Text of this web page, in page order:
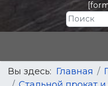
Вы здесь: Главная